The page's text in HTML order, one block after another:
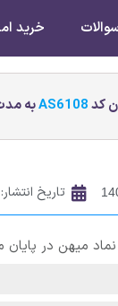
خرید
کدAS6108به
تاریخ انتشار:
معاملات روز چهارشنبه 18